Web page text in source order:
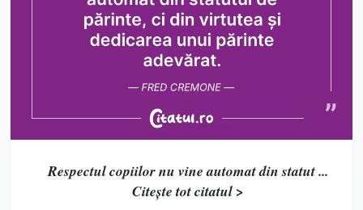
Respectul copiilor nu vine automat din statut ...
Citește tot citatul >